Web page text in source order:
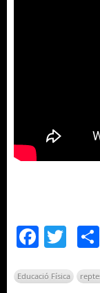
Educació Física